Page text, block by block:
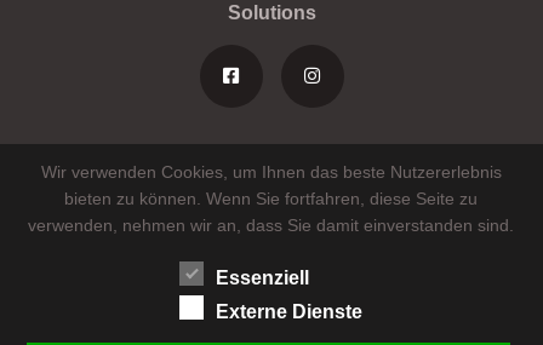
Solutions
Wir verwenden Cookies, um Ihnen das beste Nutzererlebnis
bieten zu können. Wenn Sie fortfahren, diese Seite zu
verwenden, nehmen wir an, dass Sie damit einverstanden sind.
Essenziell
Externe Dienste